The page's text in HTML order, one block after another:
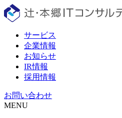
サービス
企業情報
お知らせ
IR情報
採用情報
お問い合わせ
MENU